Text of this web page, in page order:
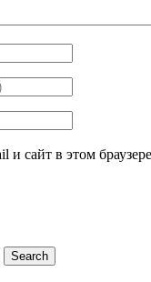
и сайт в этом
Search